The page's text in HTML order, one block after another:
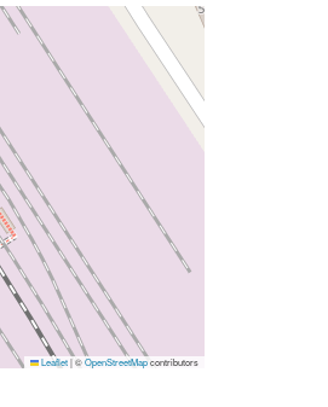
Leaflet|©OpenStreetMapcontributors